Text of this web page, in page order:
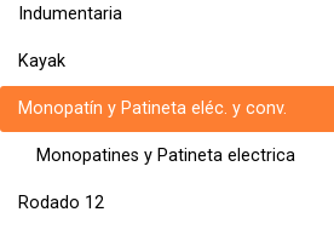
Indumentaria
Kayak
Monopatín y Patineta eléc. y conv.
Monopatines y Patineta electrica
Rodado 12